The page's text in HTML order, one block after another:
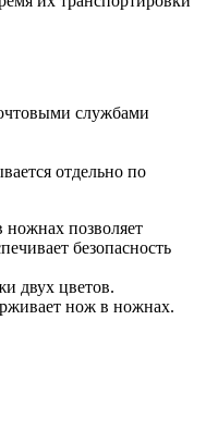
службами
отдельно по
позволяет
безопасность
двух цветов.
нож в ножнах.